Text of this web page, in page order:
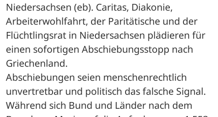
Niedersachsen (eb). Caritas, Diakonie,
Arbeiterwohlfahrt, der Paritätische und der
Flüchtlingsrat in Niedersachsen plädieren für
einen sofortigen Abschiebungsstopp nach
Griechenland.
Abschiebungen seien menschenrechtlich
unvertretbar und politisch das falsche Signal.
Während sich Bund und Länder nach dem